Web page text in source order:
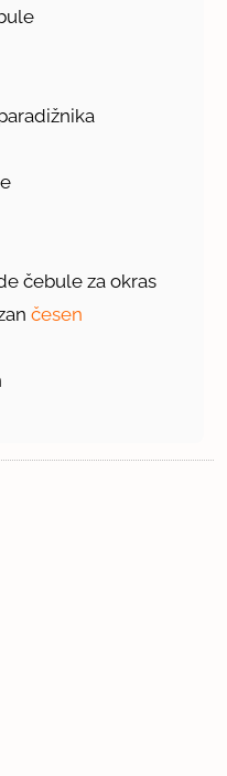
čebule za okras
česen